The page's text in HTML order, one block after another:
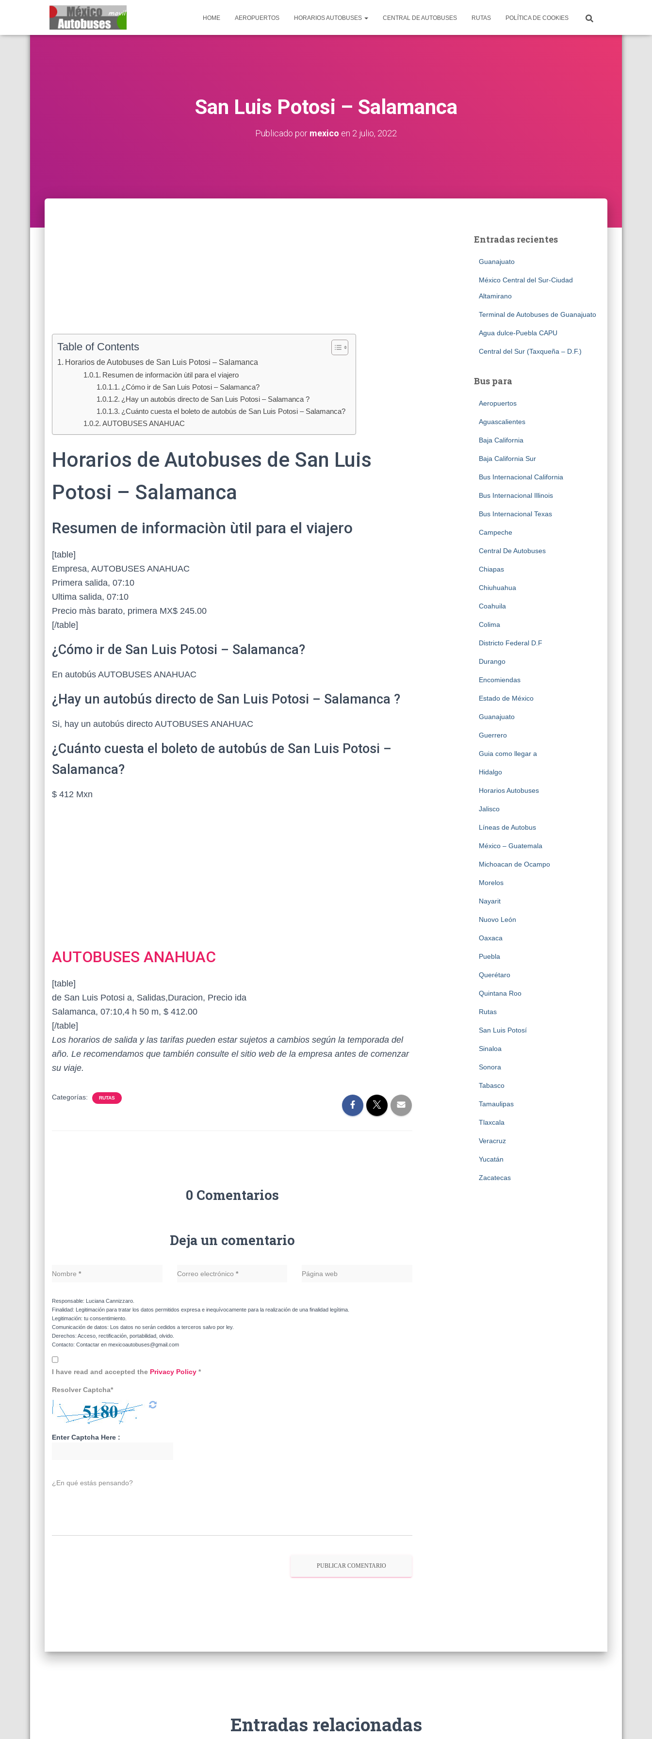
HOME AEROPUERTOS HORARIOS AUTOBUSES CENTRAL DE AUTOBUSES RUTAS POLÍTICA DE COOKIES
San Luis Potosi – Salamanca
Publicado por mexico en 2 julio, 2022
Table of Contents
Horarios de Autobuses de San Luis Potosi – Salamanca
Resumen de informaciòn ùtil para el viajero
¿Cómo ir de San Luis Potosi – Salamanca?
¿Hay un autobús directo de San Luis Potosi – Salamanca ?
¿Cuánto cuesta el boleto de autobús de San Luis Potosi – Salamanca?
AUTOBUSES ANAHUAC
Horarios de Autobuses de San Luis
Potosi – Salamanca
Resumen de informaciòn ùtil para el viajero
[table]
Empresa, AUTOBUSES ANAHUAC
Primera salida, 07:10
Ultima salida, 07:10
Precio màs barato, primera MX$ 245.00
[/table]
¿Cómo ir de San Luis Potosi – Salamanca?
En autobús AUTOBUSES ANAHUAC
¿Hay un autobús directo de San Luis Potosi – Salamanca ?
Si, hay un autobús directo AUTOBUSES ANAHUAC
¿Cuánto cuesta el boleto de autobús de San Luis Potosi –
Salamanca?
$ 412 Mxn
AUTOBUSES ANAHUAC
[table]
de San Luis Potosi a, Salidas,Duracion, Precio ida
Salamanca, 07:10,4 h 50 m, $ 412.00
[/table]
Los horarios de salida y las tarifas pueden estar sujetos a cambios según la temporada del
año. Le recomendamos que también consulte el sitio web de la empresa antes de comenzar
su viaje.
Categorías: RUTAS
0 Comentarios
Deja un comentario
Nombre * Correo electrónico * Página web
Responsable: Luciana Cannizzaro.
Finalidad: Legitimación para tratar los datos permitidos expresa e inequívocamente para la realización de una finalidad legítima.
Legitimación: tu consentimiento.
Comunicación de datos: Los datos no serán cedidos a terceros salvo por ley.
Derechos: Acceso, rectificación, portabilidad, olvido.
Contacto: Contactar en mexicoautobuses@gmail.com
I have read and accepted the Privacy Policy *
Resolver Captcha*
Enter Captcha Here :
¿En qué estás pensando?
Entradas recientes
Guanajuato
México Central del Sur-Ciudad
Altamirano
Terminal de Autobuses de Guanajuato
Agua dulce-Puebla CAPU
Central del Sur (Taxqueña – D.F.)
Bus para
Aeropuertos
Aguascalientes
Baja California
Baja California Sur
Bus Internacional California
Bus Internacional Illinois
Bus Internacional Texas
Campeche
Central De Autobuses
Chiapas
Chiuhuahua
Coahuila
Colima
Districto Federal D.F
Durango
Encomiendas
Estado de México
Guanajuato
Guerrero
Guia como llegar a
Hidalgo
Horarios Autobuses
Jalisco
Líneas de Autobus
México – Guatemala
Michoacan de Ocampo
Morelos
Nayarit
Nuovo León
Oaxaca
Puebla
Querétaro
Quintana Roo
Rutas
San Luis Potosí
Sinaloa
Sonora
Tabasco
Tamaulipas
Tlaxcala
Veracruz
Yucatán
Zacatecas
Entradas relacionadas